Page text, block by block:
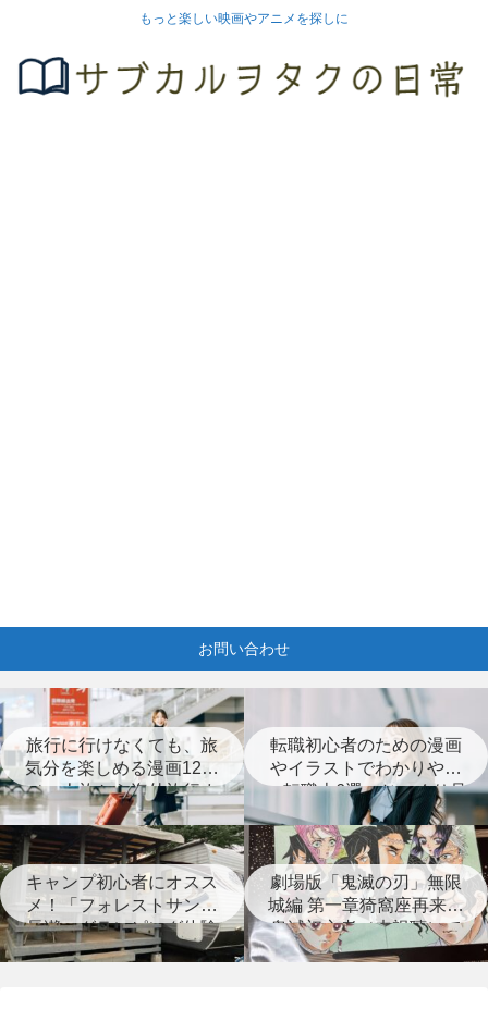
もっと楽しい映画やアニメを探しに
お問い合わせ
旅行に行けなくても、旅
気分を楽しめる漫画12選
（一人旅から海外旅行ま
で）
転職初心者のための漫画
やイラストでわかりやす
い転職本6選＋じっくり見
つめなおす本3選
キャンプ初心者にオスス
メ！「フォレストサンズ
長瀞」グランピング体験
レポート
劇場版「鬼滅の刃」無限
城編 第一章猗窩座再来は
鬼滅初心者（未視聴）で
も楽しめる？